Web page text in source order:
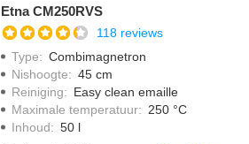
Etna CM250RVS
118 reviews
Type: Combimagnetron
Nishoogte: 45 cm
Reiniging: Easy clean emaille
Maximale temperatuur: 250 °C
Inhoud: 50 l